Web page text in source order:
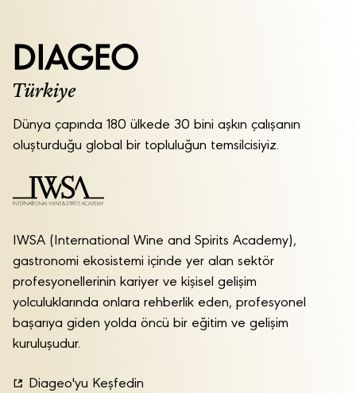
Dünya çapında 180 ülkede 30 bini aşkın çalışanın
oluşturduğu global bir topluluğun temsilcisiyiz.
IWSA (International Wine and Spirits Academy),
gastronomi ekosistemi içinde yer alan sektör
profesyonellerinin kariyer ve kişisel gelişim
yolculuklarında onlara rehberlik eden, profesyonel
başarıya giden yolda öncü bir eğitim ve gelişim
kuruluşudur.
Diageo'yu Keşfedin